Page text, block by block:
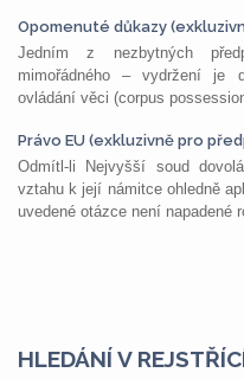
Opomenuté důkazy
Jedním z nezbytných
mimořádného – vydržení je
ovládání věci (corpus
Právo EU (exkluzivně pro
Odmítl-li Nejvyšší soud
vztahu k její námitce ohledně
uvedené otázce není napadené
HLEDÁNÍ V